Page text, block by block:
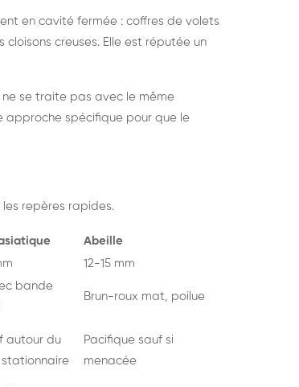
en cavité fermée : coffres de volets
creuses. Elle est réputée un
se traite pas avec le même
approche spécifique pour que le
repères rapides.
Abeille
12-15 mm
bande
Brun-roux mat, poilue
autour du
stationnaire
Pacifique sauf si
menacée